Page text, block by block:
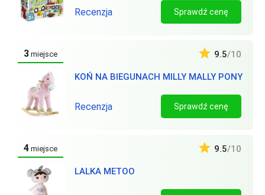
Recenzja Sprawdź cenę
3 miejsce
KOŃ NA BIEGUNACH MILLY MALLY PONY
9.5/10
Recenzja Sprawdź cenę
4 miejsce
LALKA METOO
9.5/10